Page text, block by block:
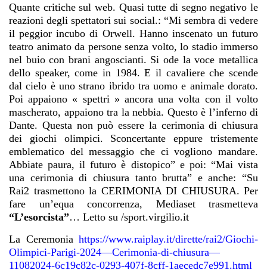
Quante critiche sul web. Quasi tutte di segno negativo le
reazioni degli spettatori sui social.: “Mi sembra di vedere
il peggior incubo di Orwell. Hanno inscenato un futuro
teatro animato da persone senza volto, lo stadio immerso
nel buio con brani angoscianti. Si ode la voce metallica
dello speaker, come in 1984. E il cavaliere che scende
dal cielo è uno strano ibrido tra uomo e animale dorato.
Poi appaiono « spettri » ancora una volta con il volto
mascherato, appaiono tra la nebbia. Questo è l’inferno di
Dante. Questa non può essere la cerimonia di chiusura
dei giochi olimpici. Sconcertante eppure tristemente
emblematico del messaggio che ci vogliono mandare.
Abbiate paura, il futuro è distopico” e poi: “Mai vista
una cerimonia di chiusura tanto brutta” e anche: “Su
Rai2 trasmettono la CERIMONIA DI CHIUSURA. Per
fare un’equa concorrenza, Mediaset trasmetteva
“L’esorcista”… Letto su /sport.virgilio.it
La Ceremonia https://www.raiplay.it/dirette/rai2/Giochi-
Olimpici-Parigi-2024—Cerimonia-di-chiusura—
11082024-6c19c82c-0293-407f-8cff-1aecedc7e991.html